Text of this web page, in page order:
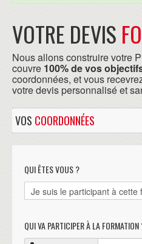
VOTRE DEVIS
Nous allons construire votre
couvre 100% de vos
coordonnées, et vous
votre devis personnalisé et
VOS COORDONNÉES
QUI ÊTES VOUS ?
QUI VA PARTICIPER À LA FORMATION